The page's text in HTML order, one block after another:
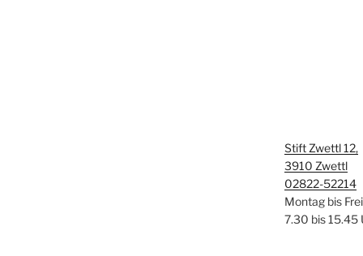
Stift Zwettl 12,
3910 Zwettl
02822-52214
Montag bis
7.30 bis 15.45